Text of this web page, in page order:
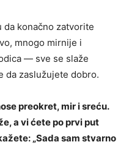
da konačno zatvorite
mnogo mirnije i
— sve se slaže
da zaslužujete dobro.
preokret, mir i sreću.
a vi ćete po prvi put
„Sada sam stvarno